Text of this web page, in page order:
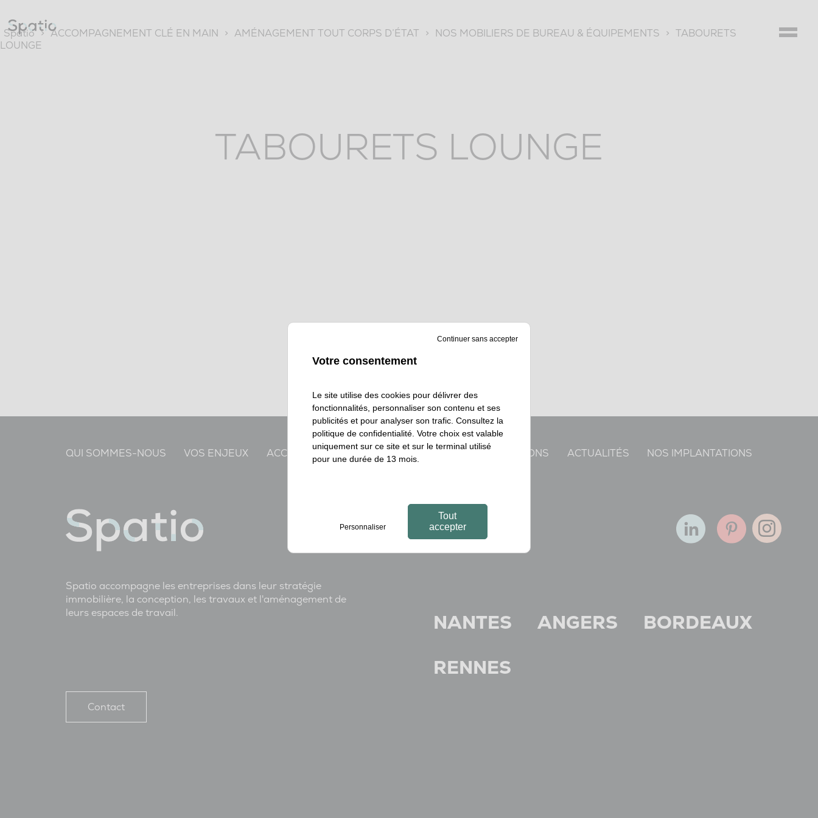
content
Spatio > ACCOMPAGNEMENT CLÉ EN MAIN > AMÉNAGEMENT TOUT CORPS D’ÉTAT > NOS MOBILIERS DE BUREAU & ÉQUIPEMENTS > TABOURETS
LOUNGE
TABOURETS LOUNGE
QUI SOMMES-NOUS VOS ENJEUX ACCOMPAGNEMENT CLÉ EN MAIN NOS RÉALISATIONS ACTUALITÉS NOS IMPLANTATIONS
Spatio accompagne les entreprises dans leur stratégie
immobilière, la conception, les travaux et l'aménagement de
leurs espaces de travail.
Contact
NANTES ANGERS
BORDEAUX
RENNES
Votre consentement
Le site utilise des cookies pour délivrer des
fonctionnalités, personnaliser son contenu et ses
publicités et pour analyser son trafic. Consultez la
politique de confidentialité . Votre choix est valable
uniquement sur ce site et sur le terminal utilisé
pour une durée de 13 mois.
Tout
accepter
Personnaliser
Continuer sans accepter